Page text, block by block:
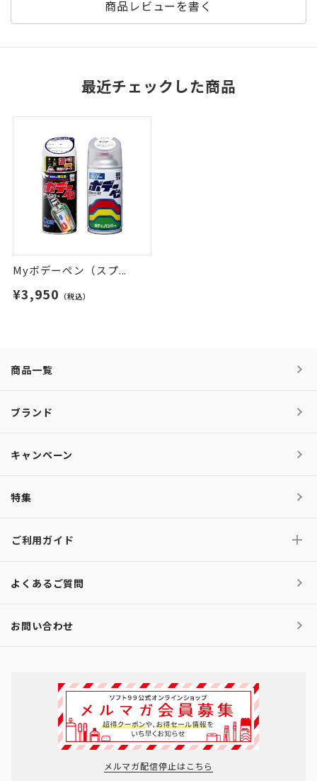
商品レビューを書く
最近チェックした商品
Myボデーペン（スプ...
¥3,950 （税込）
商品一覧
ブランド
キャンペーン
特集
ご利用ガイド
よくあるご質問
お問い合わせ
メルマガ配信停止はこちら